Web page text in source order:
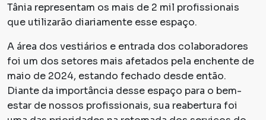
Tânia representam os mais de 2 mil profissionais
que utilizarão diariamente esse espaço.
A área dos vestiários e entrada dos colaboradores
foi um dos setores mais afetados pela enchente de
maio de 2024, estando fechado desde então.
Diante da importância desse espaço para o bem-
estar de nossos profissionais, sua reabertura foi